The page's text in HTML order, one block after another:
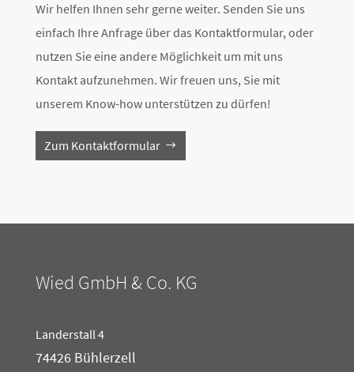
Wir helfen Ihnen sehr gerne weiter. Senden Sie uns
einfach Ihre Anfrage über das Kontaktformular, oder
nutzen Sie eine andere Möglichkeit um mit uns
Kontakt aufzunehmen. Wir freuen uns, Sie mit
unserem Know-how unterstützen zu dürfen!
Zum Kontaktformular
Wied GmbH & Co. KG
Landerstall 4
74426 Bühlerzell